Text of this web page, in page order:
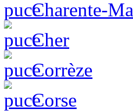
Charente-
Cher
Corrèze
Corse